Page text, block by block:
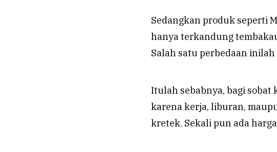
Sedangkan produk seperti
hanya terkandung
Salah satu perbedaan
Itulah sebabnya, bagi
karena kerja, liburan,
kretek. Sekali pun ada